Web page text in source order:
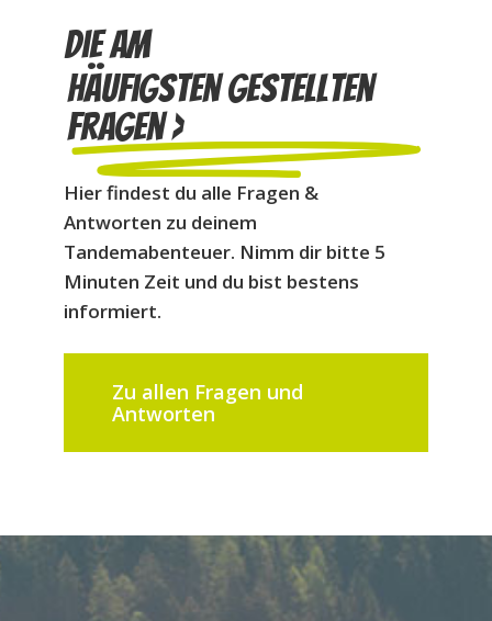
Die am
häufigsten gestellten
Fragen >
Hier findest du alle Fragen &
Antworten zu deinem
Tandemabenteuer. Nimm dir bitte 5
Minuten Zeit und du bist bestens
informiert.
Zu allen Fragen und
Antworten